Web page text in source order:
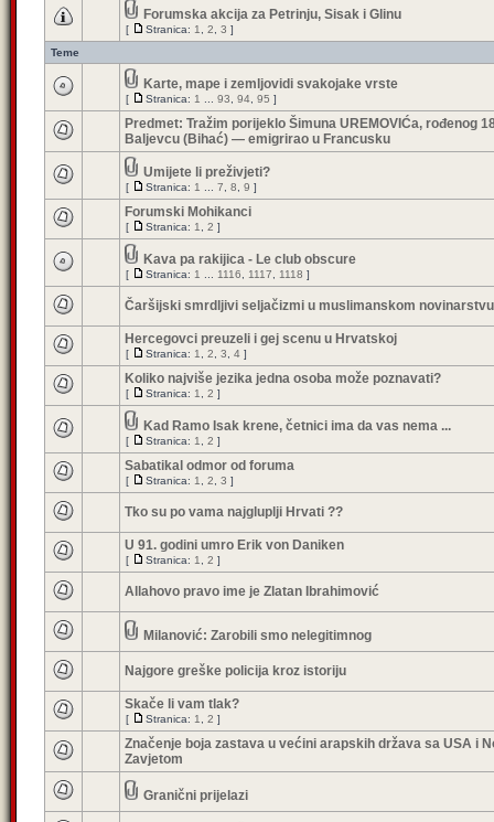
Forumska akcija za Petrinju, Sisak i Glinu
[ Stranica: 1 2 3 ]
Teme
Karte, mape i zemljovidi svakojake vrste
[ Stranica: 1 93 94 95 ]
Predmet: Tražim porijeklo Šimuna UREMOVIĆa, rođenog
Baljevcu (Bihać) — emigrirao u Francusku
Umijete li preživjeti?
[ Stranica: 1 7 8 9 ]
Forumski Mohikanci
[ Stranica: 1 2 ]
Kava pa rakijica - Le club obscure
[ Stranica: 1 1116 1117 1118 ]
Čaršijski smrdljivi seljačizmi u muslimanskom novinarstvu
Hercegovci preuzeli i gej scenu u Hrvatskoj
[ Stranica: 1 2 3 4 ]
Koliko najviše jezika jedna osoba može poznavati?
[ Stranica: 1 2 ]
Kad Ramo Isak krene, četnici ima da vas nema ...
[ Stranica: 1 2 ]
Sabatikal odmor od foruma
[ Stranica: 1 2 3 ]
Tko su po vama najgluplji Hrvati ??
U 91. godini umro Erik von Daniken
[ Stranica: 1 2 ]
Allahovo pravo ime je Zlatan Ibrahimović
Milanović: Zarobili smo nelegitimnog
Najgore greške policija kroz istoriju
Skače li vam tlak?
[ Stranica: 1 2 ]
Značenje boja zastava u većini arapskih država sa USA i
Zavjetom
Granični prijelazi